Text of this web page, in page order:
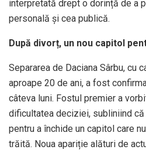
interpretată drept o dorință de a
personală și cea publică.
După divorț, un nou capitol
Separarea de Daciana Sârbu, cu
aproape 20 de ani, a fost
câteva luni. Fostul premier a
dificultatea deciziei, subliniind
pentru a închide un capitol care
trăită. Noua apariție alături de